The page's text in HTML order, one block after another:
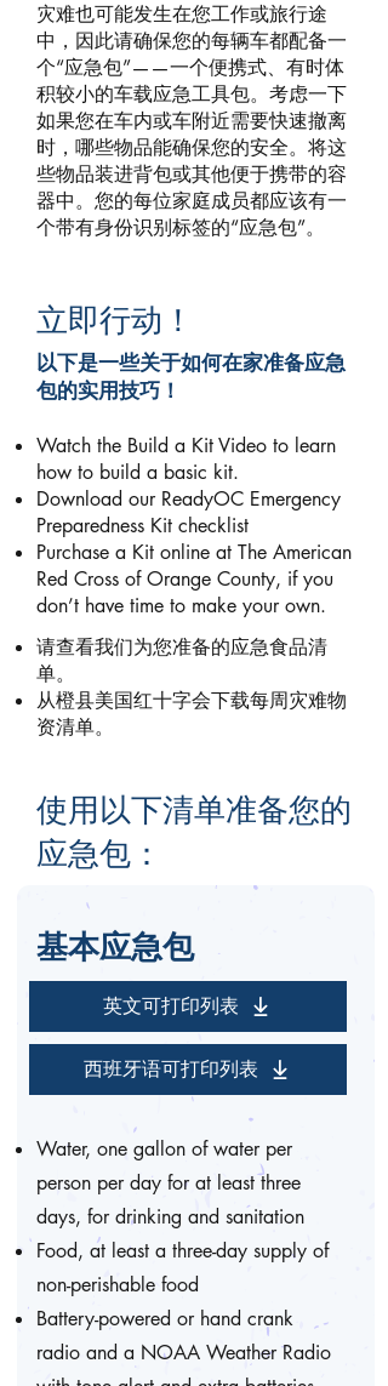
灾难也可能发生在您工作或旅行途
中，因此请确保您的每辆车都配备一
个“应急包”——一个便携式、有时体
积较小的车载应急工具包。考虑一下
如果您在车内或车附近需要快速撤离
时，哪些物品能确保您的安全。将这
些物品装进背包或其他便于携带的容
器中。您的每位家庭成员都应该有一
个带有身份识别标签的“应急包”。
立即行动！
以下是一些关于如何在家准备应急
包的实用技巧！
Watch the Build a Kit Video to learn
how to build a basic kit.
Download our ReadyOC Emergency
Preparedness Kit checklist
Purchase a Kit online at The American
Red Cross of Orange County, if you
don’t have time to make your own.
请查看我们为您准备的应急食品清
单。
从橙县美国红十字会下载每周灾难物
资清单。
使用以下清单准备您的
应急包：
基本应急包
英文可打印列表
西班牙语可打印列表
Water, one gallon of water per
person per day for at least three
days, for drinking and sanitation
Food, at least a three-day supply of
non-perishable food
Battery-powered or hand crank
radio and a NOAA Weather Radio